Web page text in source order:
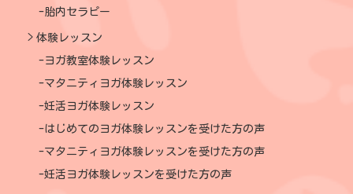
胎内セラピー
体験レッスン
ヨガ教室体験レッスン
マタニティヨガ体験レッスン
妊活ヨガ体験レッスン
はじめてのヨガ体験レッスンを受けた方の声
マタニティヨガ体験レッスンを受けた方の声
妊活ヨガ体験レッスンを受けた方の声